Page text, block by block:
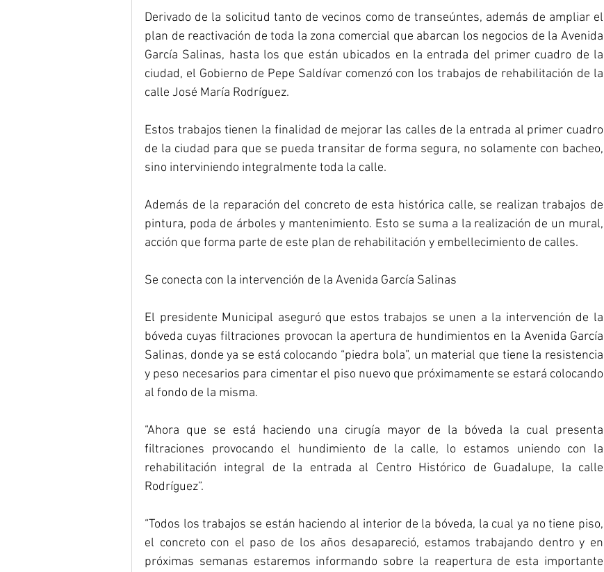
Derivado de la solicitud tanto de vecinos como de transeúntes, además de ampliar el
plan de reactivación de toda la zona comercial que abarcan los negocios de la Avenida
García Salinas, hasta los que están ubicados en la entrada del primer cuadro de la
ciudad, el Gobierno de Pepe Saldívar comenzó con los trabajos de rehabilitación de la
calle José María Rodríguez.
Estos trabajos tienen la finalidad de mejorar las calles de la entrada al primer cuadro
de la ciudad para que se pueda transitar de forma segura, no solamente con bacheo,
sino interviniendo integralmente toda la calle.
Además de la reparación del concreto de esta histórica calle, se realizan trabajos de
pintura, poda de árboles y mantenimiento. Esto se suma a la realización de un mural,
acción que forma parte de este plan de rehabilitación y embellecimiento de calles.
Se conecta con la intervención de la Avenida García Salinas
El presidente Municipal aseguró que estos trabajos se unen a la intervención de la
bóveda cuyas filtraciones provocan la apertura de hundimientos en la Avenida García
Salinas, donde ya se está colocando “piedra bola”, un material que tiene la resistencia
y peso necesarios para cimentar el piso nuevo que próximamente se estará colocando
al fondo de la misma.
“Ahora que se está haciendo una cirugía mayor de la bóveda la cual presenta
filtraciones provocando el hundimiento de la calle, lo estamos uniendo con la
rehabilitación integral de la entrada al Centro Histórico de Guadalupe, la calle
Rodríguez”.
“Todos los trabajos se están haciendo al interior de la bóveda, la cual ya no tiene piso,
el concreto con el paso de los años desapareció, estamos trabajando dentro y en
próximas semanas estaremos informando sobre la reapertura de esta importante